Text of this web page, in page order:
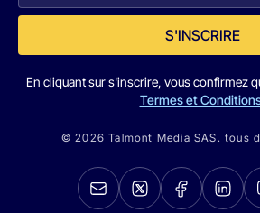
S'INSCRIRE
En cliquant sur s'inscrire, vous confirmez
Termes et
© 2026 Talmont Media SAS. tous